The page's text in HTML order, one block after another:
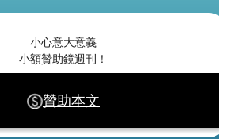
小心意大意義
小額贊助鏡週刊！
贊助本文